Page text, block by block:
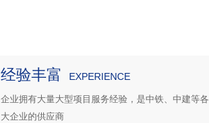
经验丰富 EXPERIENCE
企业拥有大量大型项目服务经验，是中铁、中建等各
大企业的供应商